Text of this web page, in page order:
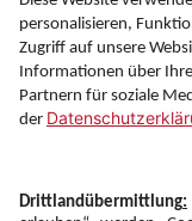
Folgen